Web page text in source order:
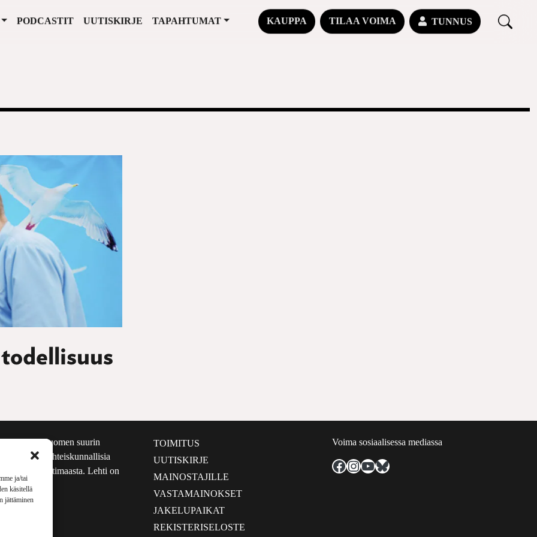
ja/tai
käsitellä
jättäminen
PODCASTIT UUTISKIRJE TAPAHTUMAT KAUPPA TILAA VOIMA TUNNUS
Suomen suurin
esiin yhteiskunnallisia
kuin kotimaasta. Lehti on
1999.
TOIMITUS
UUTISKIRJE
MAINOSTAJILLE
VASTAMAINOKSET
JAKELUPAIKAT
REKISTERISELOSTE
Voima sosiaalisessa mediassa
Facebook
Instagram
YouTube
Bluesky